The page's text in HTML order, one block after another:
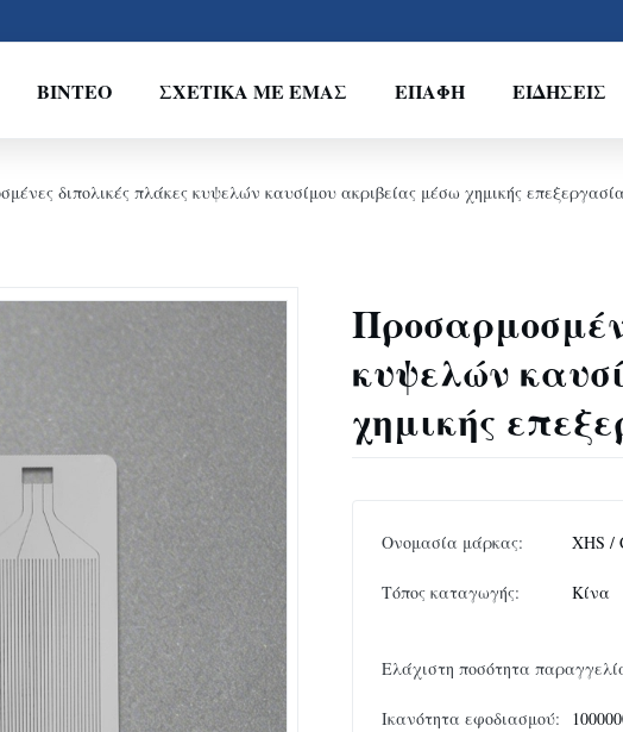
ΒΊΝΤΕΟ ΣΧΕΤΙΚΆ ΜΕ ΕΜΆΣ ΕΠΑΦΉ ΕΙΔΉΣΕΙΣ
διπολικές πλάκες κυψελών καυσίμου ακριβείας μέσω χημικής
κυψελών
χημικής
Ονομασία μάρκας: XHS /
Τόπος καταγωγής: Κίνα
Ελάχιστη ποσότητα
Ικανότητα εφοδιασμού: